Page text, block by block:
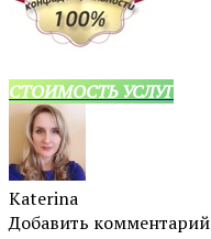
СТОИМОСТЬ УСЛУГ
Katerina
Добавить комментарий